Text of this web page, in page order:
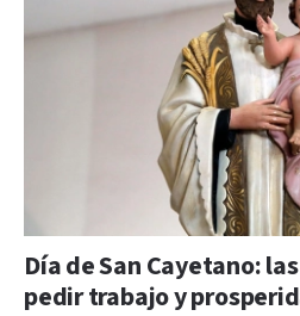
Día de San Cayetano:
pedir trabajo y